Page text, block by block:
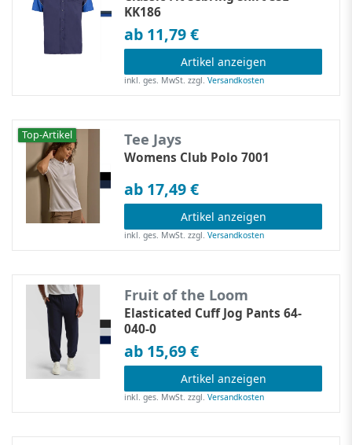
KK186
ab 11,79 €
Artikel anzeigen
inkl. ges. MwSt. zzgl.Versandkosten
Top-Artikel Tee Jays
Womens Club Polo 7001
ab 17,49 €
Artikel anzeigen
inkl. ges. MwSt. zzgl.Versandkosten
Fruit of the Loom
Elasticated Cuff Jog Pants 64-
040-0
ab 15,69 €
Artikel anzeigen
inkl. ges. MwSt. zzgl.Versandkosten